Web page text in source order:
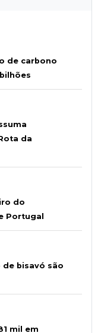
de carbono
da
do
Portugal
bisavó são
mil em